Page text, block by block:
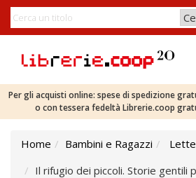
Per gli acquisti online: spese di spedizione
o con tessera fedeltà Librerie.coop
Home Bambini e Ragazzi
Il rifugio dei piccoli. Storie gentili